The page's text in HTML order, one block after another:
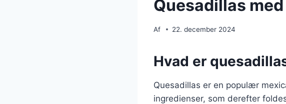
Quesadillas
Af 22. december 2024
Hvad er
Quesadillas er en populær
ingredienser, som derefter